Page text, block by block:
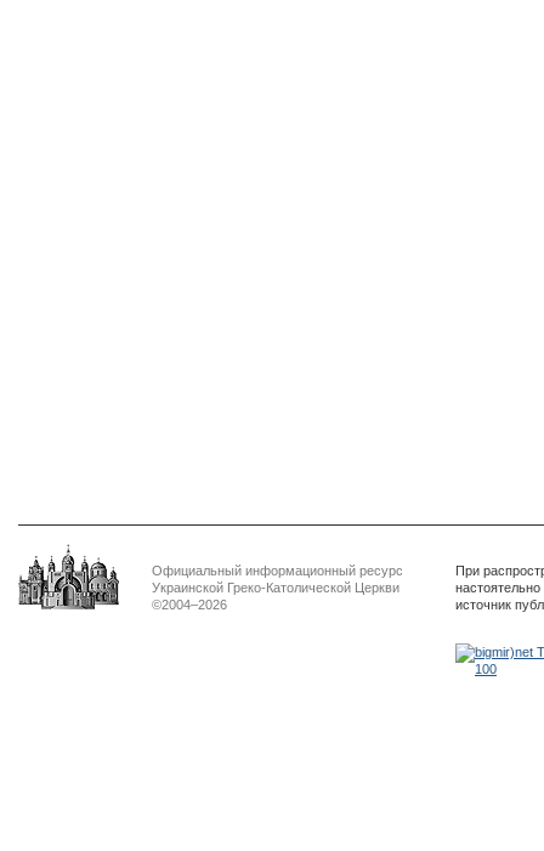
Официальный информационный ресурс
Украинской Греко-Католической Церкви
©2004–2026
При
источник